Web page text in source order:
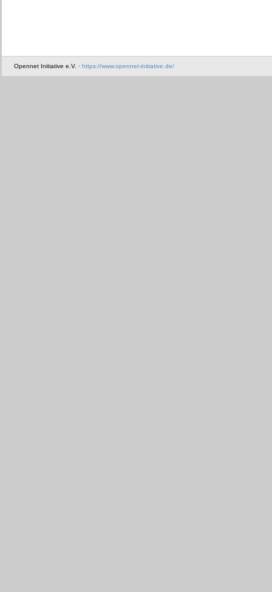
Opennet Initiative e.V. · https://www.opennet-initiative.de/